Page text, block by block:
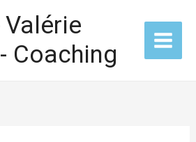
Valérie
Coaching